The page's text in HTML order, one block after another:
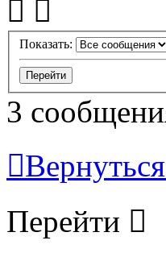
Показать:
3
Перейти